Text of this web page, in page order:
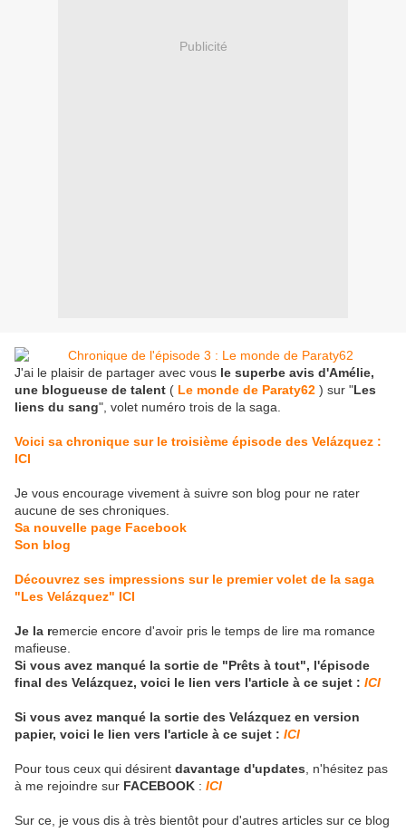
Publicité
J'ai le plaisir de partager avec vous le superbe avis d'Amélie,
une blogueuse de talent ( Le monde de Paraty62 ) sur "Les
liens du sang", volet numéro trois de la saga.
Voici sa chronique sur le troisième épisode des Velázquez :
ICI
Je vous encourage vivement à suivre son blog pour ne rater
aucune de ses chroniques.
Sa nouvelle page Facebook
Son blog
Découvrez ses impressions sur le premier volet de la saga
"Les Velázquez" ICI
Je la remercie encore d'avoir pris le temps de lire ma romance
mafieuse.
Si vous avez manqué la sortie de "Prêts à tout", l'épisode
final des Velázquez, voici le lien vers l'article à ce sujet : ICI
Si vous avez manqué la sortie des Velázquez en version
papier, voici le lien vers l'article à ce sujet : ICI
Pour tous ceux qui désirent davantage d'updates , n'hésitez pas
à me rejoindre sur FACEBOOK : ICI
Sur ce, je vous dis à très bientôt pour d'autres articles sur ce blog